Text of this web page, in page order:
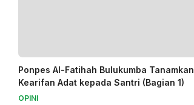
Ponpes Al-Fatihah Bulukumba Tanamkan
Kearifan Adat kepada Santri (Bagian 1)
OPINI